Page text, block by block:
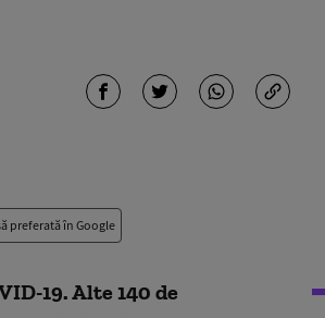
preferată în Google
19. Alte 140 de